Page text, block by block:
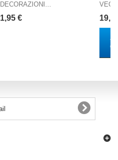
DECORAZIONI...
1,95 €